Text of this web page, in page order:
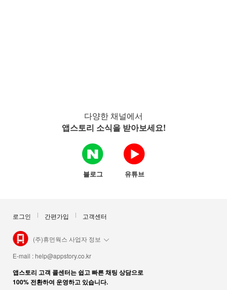
다양한 채널에서
앱스토리 소식을 받아보세요!
블로그 유튜브
로그인 간편가입 고객센터
(주)휴먼웍스 사업자 정보
E-mail :help@appstory.co.kr
앱스토리 고객 콜센터는 쉽고 빠른 채팅 상담으로
100% 전환하여 운영하고 있습니다.